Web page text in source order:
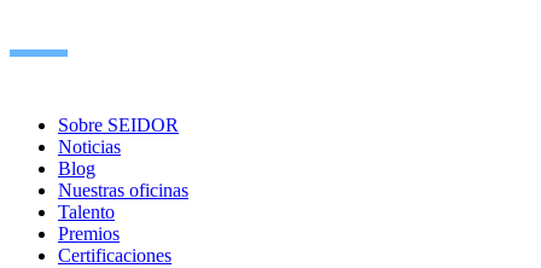
Sobre SEIDOR
Noticias
Blog
Nuestras oficinas
Talento
Premios
Certificaciones